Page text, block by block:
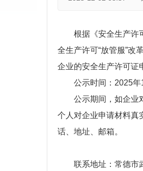
根据《安全生产许
全生产许可“放管服”改
企业的安全生产许可证
公示时间 ： 2025年
公示期间，如企业
个人对企业申请材料真
话、地址、邮箱。
联系地址： 常德市